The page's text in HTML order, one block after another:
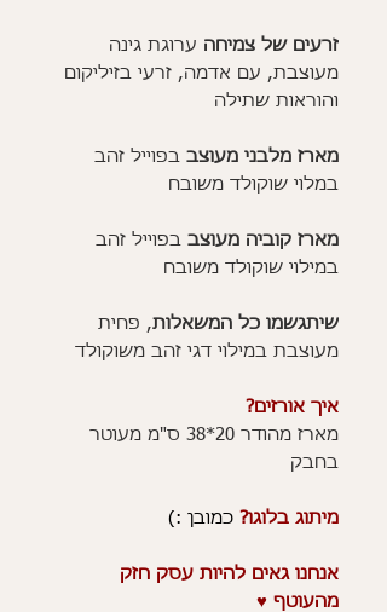
זרעים של צמיחה ערוגת גינה
מעוצבת, עם אדמה, זרעי בזיליקום
והוראות שתילה
מארז מלבני מעוצב בפוייל זהב
במלוי שוקולד משובח
מארז קוביה מעוצב בפוייל זהב
במילוי שוקולד משובח
שיתגשמו כל המשאלות, פחית
מעוצבת במילוי דגי זהב משוקולד
איך אורזים?
מארז מהודר 20*38 ס"מ מעוטר
בחבק
מיתוג בלוגו? כמובן :)
אנחנו גאים להיות עסק חזק
מהעוטף ♥️